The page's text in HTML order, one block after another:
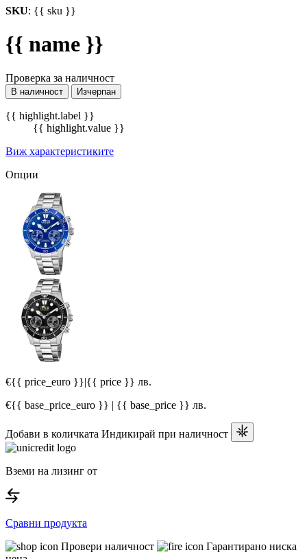
SKU: {{ sku }}
{{ name }}
Проверка за наличност
В наличност Изчерпан
{{ highlight.label }}
{{ highlight.value }}
Виж характеристиките
Опции
€{{ price_euro }}|{{ price }} лв.
€{{ base_price_euro }} | {{ base_price }} лв.
Добави в количката Индикирай при наличност
Вземи на лизинг от
Сравни продукта
Провери наличност
Гарантирано ниска